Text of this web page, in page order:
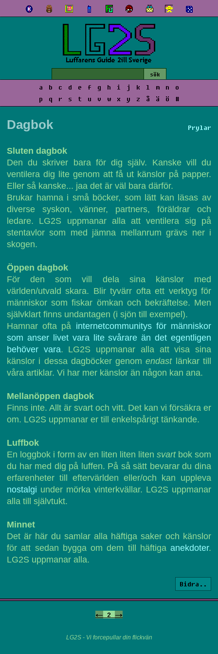
a b c d e f g h i j k l m n
o
p
q r s t u v w x y z å ä ö #
Prylar
Dagbok
Sluten dagbok
Den du skriver bara för dig själv. Kanske vill du
ventilera dig lite genom att få ut känslor på papper.
Eller så kanske... jaa det är väl bara därför.
Brukar hamna i små böcker, som lätt kan läsas av
diverse syskon, vänner, partners, föräldrar och
ledare. LG2S uppmanar alla att ventilera sig på
stentavlor som med jämna mellanrum grävs ner i
skogen.
Öppen dagbok
För den som vill dela sina känslor med
världen/utvald skara. Blir tyvärr ofta ett verktyg för
människor som fiskar ömkan och bekräftelse. Men
självklart finns undantagen (i sjön till exempel).
Hamnar ofta på internetcommunitys för människor
som anser livet vara lite svårare än det egentligen
behöver vara. LG2S uppmanar alla att visa sina
känslor i dessa dagböcker genomendastlänkar till
våra artiklar. Vi har mer känslor än någon kan ana.
Mellanöppen dagbok
Finns inte. Allt är svart och vitt. Det kan vi försäkra er
om. LG2S uppmanar er till enkelspårigt tänkande.
Luffbok
En loggbok i form av en liten liten liten svartbok som
du har med dig på luffen. På så sätt bevarar du dina
erfarenheter till eftervärlden eller/och kan uppleva
nostalgi under mörka vinterkvällar. LG2S uppmanar
alla till självtukt.
Minnet
Det är här du samlar alla häftiga saker och känslor
för att sedan bygga om dem till häftiga anekdoter.
LG2S uppmanar alla.
Bidra..
<- 2 ->
LG2S - Vi forcepullar din flickvän